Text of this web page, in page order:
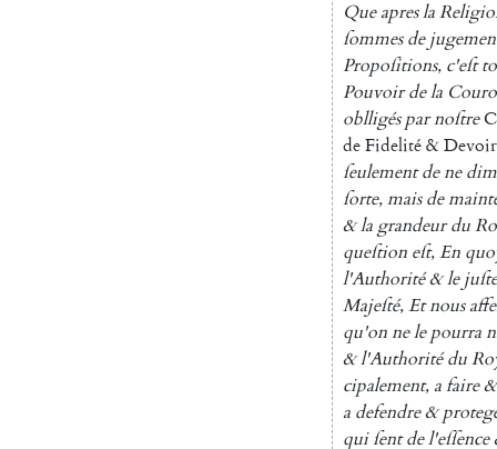
Que apresla
ſommes de
Propoſitions, c'eſt
Pouvoir dela
oblligés parnoſtre
deFidelité&Devoir
ſeulement dene
ſorte,mais de
&la grandeur du
queſtion eſt,En
l'Authorité&le juſte
Majeſté,Etnous
qu'onnele pourra
&l'Authorité du
cipalement, afaire&
a defendre&
qui ſent del'eſſence